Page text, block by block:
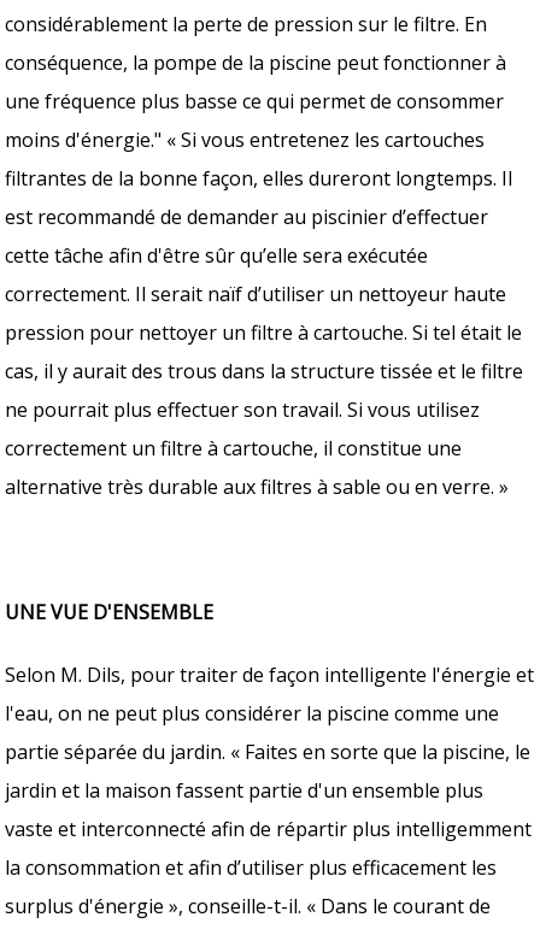
considérablement la perte de pression sur le filtre. En
conséquence, la pompe de la piscine peut fonctionner à
une fréquence plus basse ce qui permet de consommer
moins d'énergie." « Si vous entretenez les cartouches
filtrantes de la bonne façon, elles dureront longtemps. Il
est recommandé de demander au piscinier d’effectuer
cette tâche afin d'être sûr qu’elle sera exécutée
correctement. Il serait naïf d’utiliser un nettoyeur haute
pression pour nettoyer un filtre à cartouche. Si tel était le
cas, il y aurait des trous dans la structure tissée et le filtre
ne pourrait plus effectuer son travail. Si vous utilisez
correctement un filtre à cartouche, il constitue une
alternative très durable aux filtres à sable ou en verre. »
UNE VUE D'ENSEMBLE
Selon M. Dils, pour traiter de façon intelligente l'énergie et
l'eau, on ne peut plus considérer la piscine comme une
partie séparée du jardin. « Faites en sorte que la piscine, le
jardin et la maison fassent partie d'un ensemble plus
vaste et interconnecté afin de répartir plus intelligemment
la consommation et afin d’utiliser plus efficacement les
surplus d'énergie », conseille-t-il. « Dans le courant de